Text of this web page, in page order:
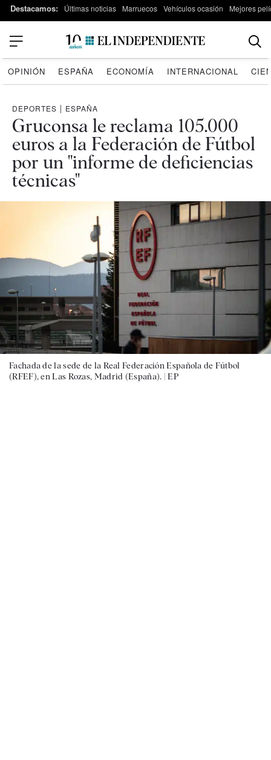
Destacamos: Últimas noticias Marruecos Vehículos ocasión Mejores
OPINIÓN ESPAÑA ECONOMÍA INTERNACIONAL
DEPORTES | ESPAÑA
Gruconsa le reclama 105.000
euros a la Federación de Fútbol
por un "informe de deficiencias
técnicas"
Fachada de la sede de la Real Federación Española de Fútbol
(RFEF), en Las Rozas, Madrid (España). |EP